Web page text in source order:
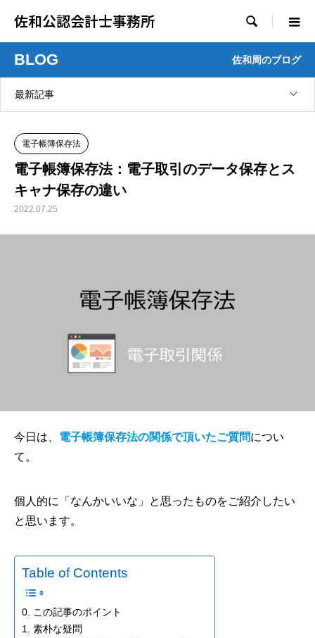
佐和公認会計士事務所 
BLOG 佐和周のブログ
最新記事
電子帳簿保存法
電子帳簿保存法：電子取引のデータ保存とス
キャナ保存の違い
2022.07.25
今日は、 電子帳簿保存法の関係で頂いたご質問につい
て。
個人的に「なんかいいな」と思ったものをご紹介したい
と思います。
Table of Contents
0. この記事のポイント
1. 素朴な疑問